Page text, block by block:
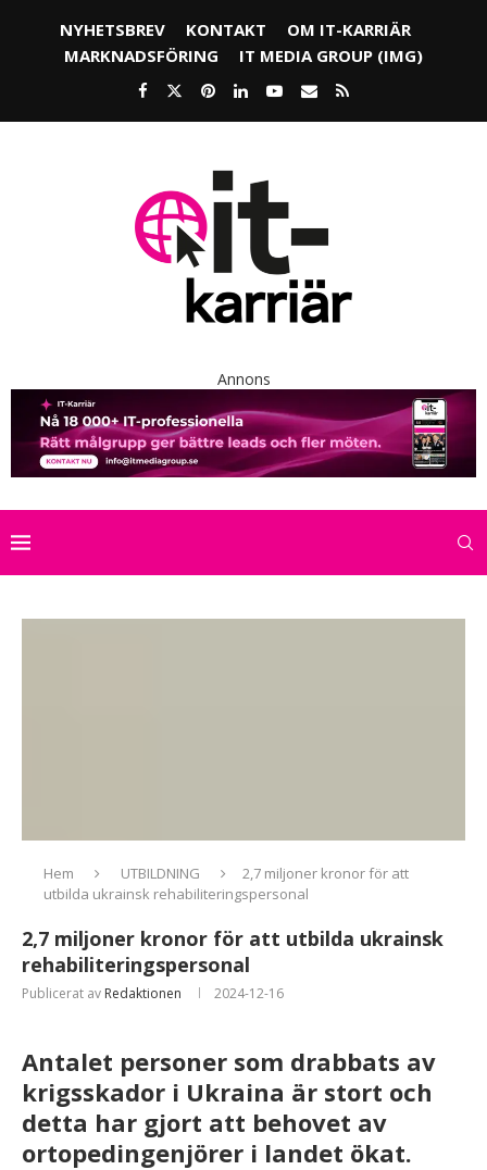
NYHETSBREV KONTAKT
OM IT-KARRIÄR
MARKNADSFÖRING
IT MEDIA GROUP (IMG)
Annons
Hem UTBILDNING
2,7 miljoner kronor för att
utbilda ukrainsk rehabiliteringspersonal
2,7 miljoner kronor för att utbilda ukrainsk
rehabiliteringspersonal
Publicerat av Redaktionen 2024-12-16
Antalet personer som drabbats av
krigsskador i Ukraina är stort och
detta har gjort att behovet av
ortopedingenjörer i landet ökat.